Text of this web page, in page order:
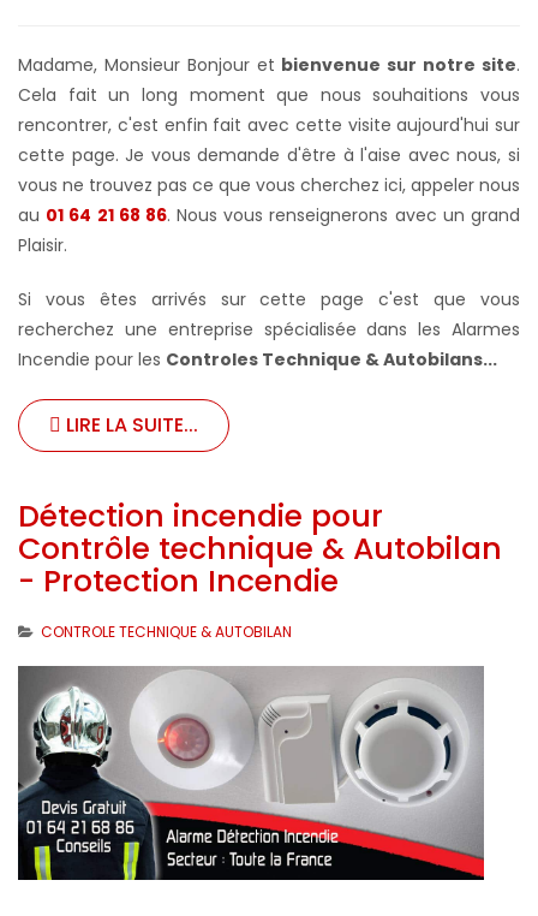
Madame, Monsieur Bonjour et bienvenue sur notre site.
Cela fait un long moment que nous souhaitions vous
rencontrer, c'est enfin fait avec cette visite aujourd'hui sur
cette page. Je vous demande d'être à l'aise avec nous, si
vous ne trouvez pas ce que vous cherchez ici, appeler nous
au 01 64 21 68 86. Nous vous renseignerons avec un grand
Plaisir.
Si vous êtes arrivés sur cette page c'est que vous
recherchez une entreprise spécialisée dans les Alarmes
Incendie pour les Controles Technique & Autobilans...
LIRE LA SUITE...
Détection incendie pour
Contrôle technique & Autobilan
- Protection Incendie
CONTROLE TECHNIQUE & AUTOBILAN